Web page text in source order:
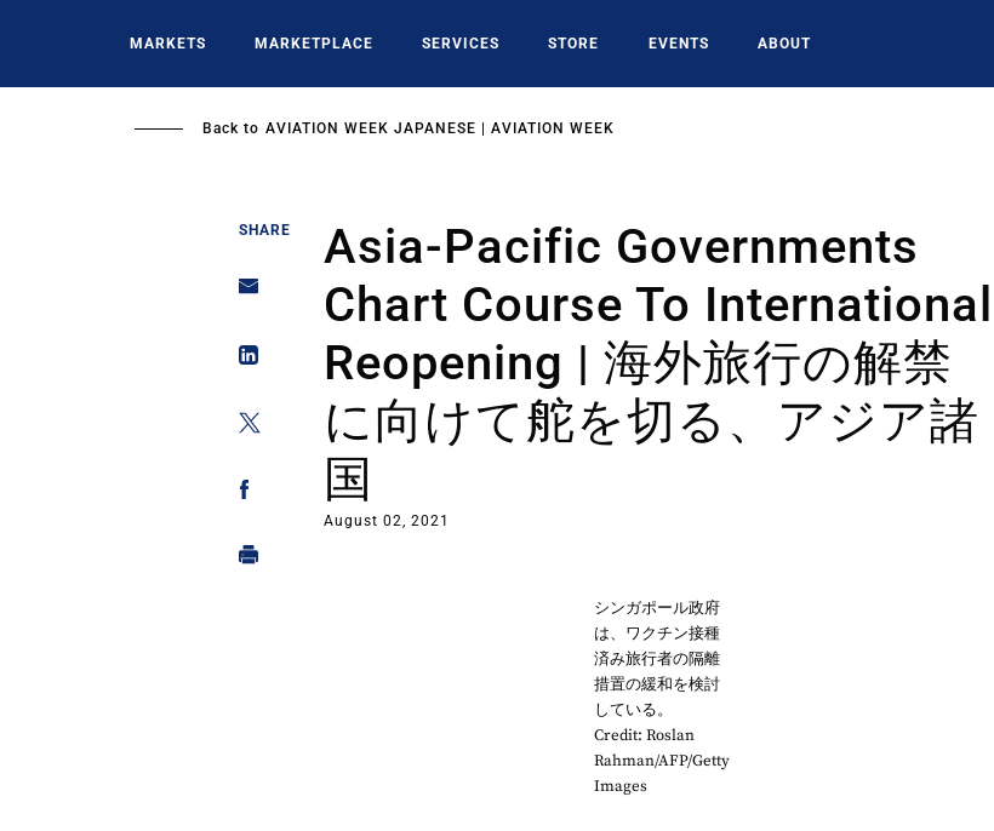
MARKETS MARKETPLACE SERVICES STORE EVENTS ABOUT
Back to AVIATION WEEK JAPANESE | AVIATION WEEK
SHARE
Asia-Pacific Governments
Chart Course To International
Reopening | 海外旅行の解禁
に向けて舵を切る、アジア諸
国
August 02, 2021
シンガポール政府
は、ワクチン接種
済み旅行者の隔離
措置の緩和を検討
している。
Credit: Roslan
Rahman/AFP/Getty
Images